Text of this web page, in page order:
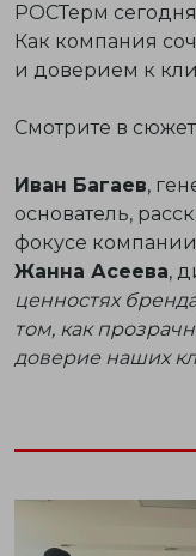
РОСТерм
Как компания
и доверием к
Смотрите в
Иван Багаев,
основатель,
фокусе
Жанна Асеева,
ценностях
том, как
доверие наших